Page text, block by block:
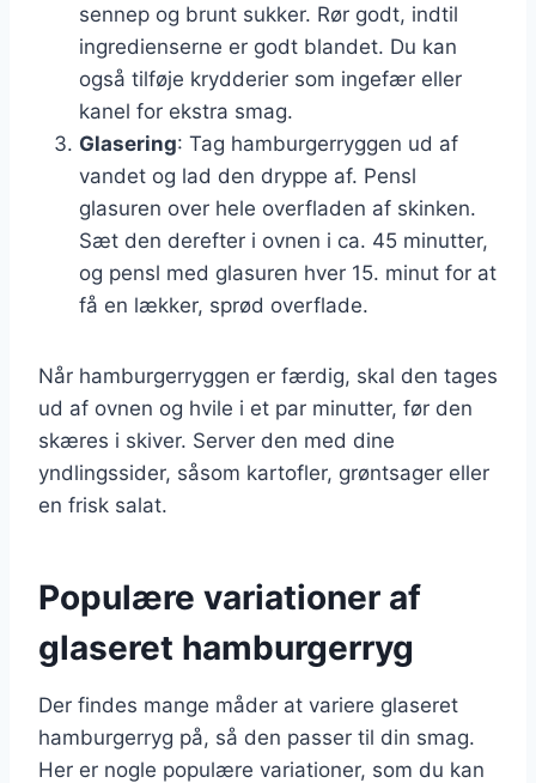
sennep og brunt sukker. Rør godt, indtil
ingredienserne er godt blandet. Du kan
også tilføje krydderier som ingefær eller
kanel for ekstra smag.
Glasering: Tag hamburgerryggen ud af
vandet og lad den dryppe af. Pensl
glasuren over hele overfladen af skinken.
Sæt den derefter i ovnen i ca. 45 minutter,
og pensl med glasuren hver 15. minut for at
få en lækker, sprød overflade.
Når hamburgerryggen er færdig, skal den tages
ud af ovnen og hvile i et par minutter, før den
skæres i skiver. Server den med dine
yndlingssider, såsom kartofler, grøntsager eller
en frisk salat.
Populære variationer af
glaseret hamburgerryg
Der findes mange måder at variere glaseret
hamburgerryg på, så den passer til din smag.
Her er nogle populære variationer, som du kan